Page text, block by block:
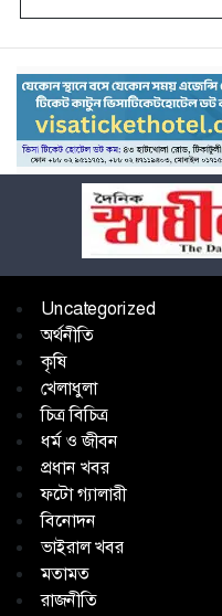
Uncategorized
অর্থনীতি
কৃষি
খেলাধুলা
চিত্র বিচিত্র
ধর্ম ও জীবন
প্রধান খবর
ফটো গ্যালারী
বিনোদন
ভাইরাল খবর
মতামত
রাজনীতি